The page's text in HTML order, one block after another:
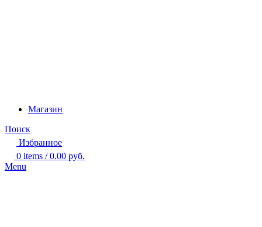
Магазин
Поиск
Избранное
0 items / 0.00 руб.
Menu